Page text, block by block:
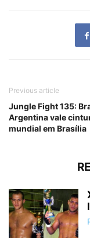
Previous article
Jungle Fight 135:
Argentina vale
mundial em Brasília